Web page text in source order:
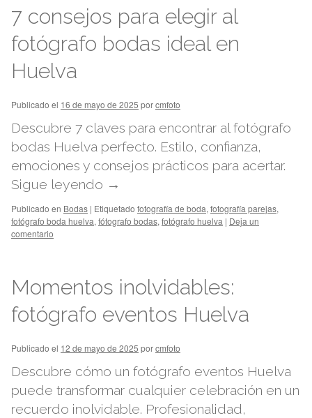
7 consejos para elegir al
fotógrafo bodas ideal en
Huelva
Publicado el 16 de mayo de 2025 porcmfoto
Descubre 7 claves para encontrar al fotógrafo
bodas Huelva perfecto. Estilo, confianza,
emociones y consejos prácticos para acertar.
Sigue leyendo →
Publicado en Bodas | Etiquetado fotografía de boda, fotografía parejas,
fotógrafo boda huelva, fótografo bodas, fotógrafo huelva | Deja un
comentario
Momentos inolvidables:
fotógrafo eventos Huelva
Publicado el 12 de mayo de 2025 porcmfoto
Descubre cómo un fotógrafo eventos Huelva
puede transformar cualquier celebración en un
recuerdo inolvidable. Profesionalidad,